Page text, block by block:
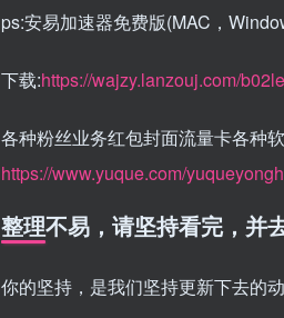
ps:安易加速器免费版(MAC，
下载:https://wajzy.lanzouj.com/
各种粉丝业务红包封面流量卡各种
https://www.yuque.com/
整理不易，请坚持看完，并
你的坚持，是我们坚持更新下去的